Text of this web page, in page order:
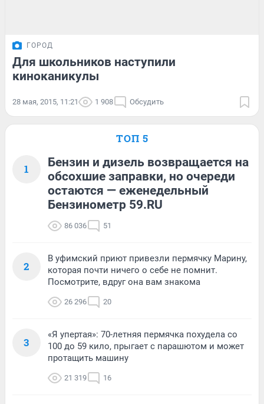
ГОРОД
Для школьников наступили
киноканикулы
28 мая, 2015, 11:21 1 908 Обсудить
ТОП 5
1
Бензин и дизель возвращается на
обсохшие заправки, но очереди
остаются — еженедельный
Бензинометр 59.RU
86 036 51
2
В уфимский приют привезли пермячку Марину,
которая почти ничего о себе не помнит.
Посмотрите, вдруг она вам знакома
26 296 20
3
«Я упертая»: 70-летняя пермячка похудела со
100 до 59 кило, прыгает с парашютом и может
протащить машину
21 319 16